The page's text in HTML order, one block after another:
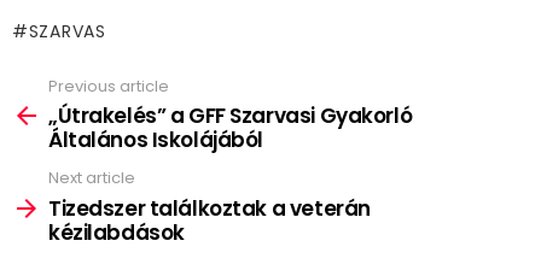
SZARVAS
more
Previous article
„Útrakelés” a GFF Szarvasi Gyakorló
Általános Iskolájából
Next article
Tizedszer találkoztak a veterán
kézilabdások